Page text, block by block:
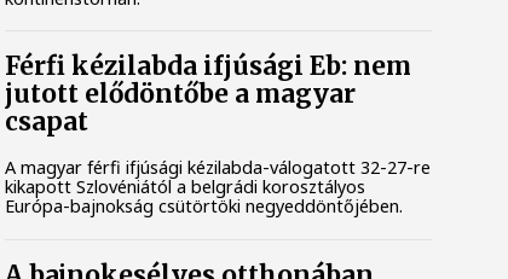
Férfi kézilabda ifjúsági Eb: nem
jutott elődöntőbe a magyar
csapat
A magyar férfi ifjúsági kézilabda-válogatott 32-27-re
kikapott Szlovéniától a belgrádi korosztályos
Európa-bajnokság csütörtöki negyeddöntőjében.